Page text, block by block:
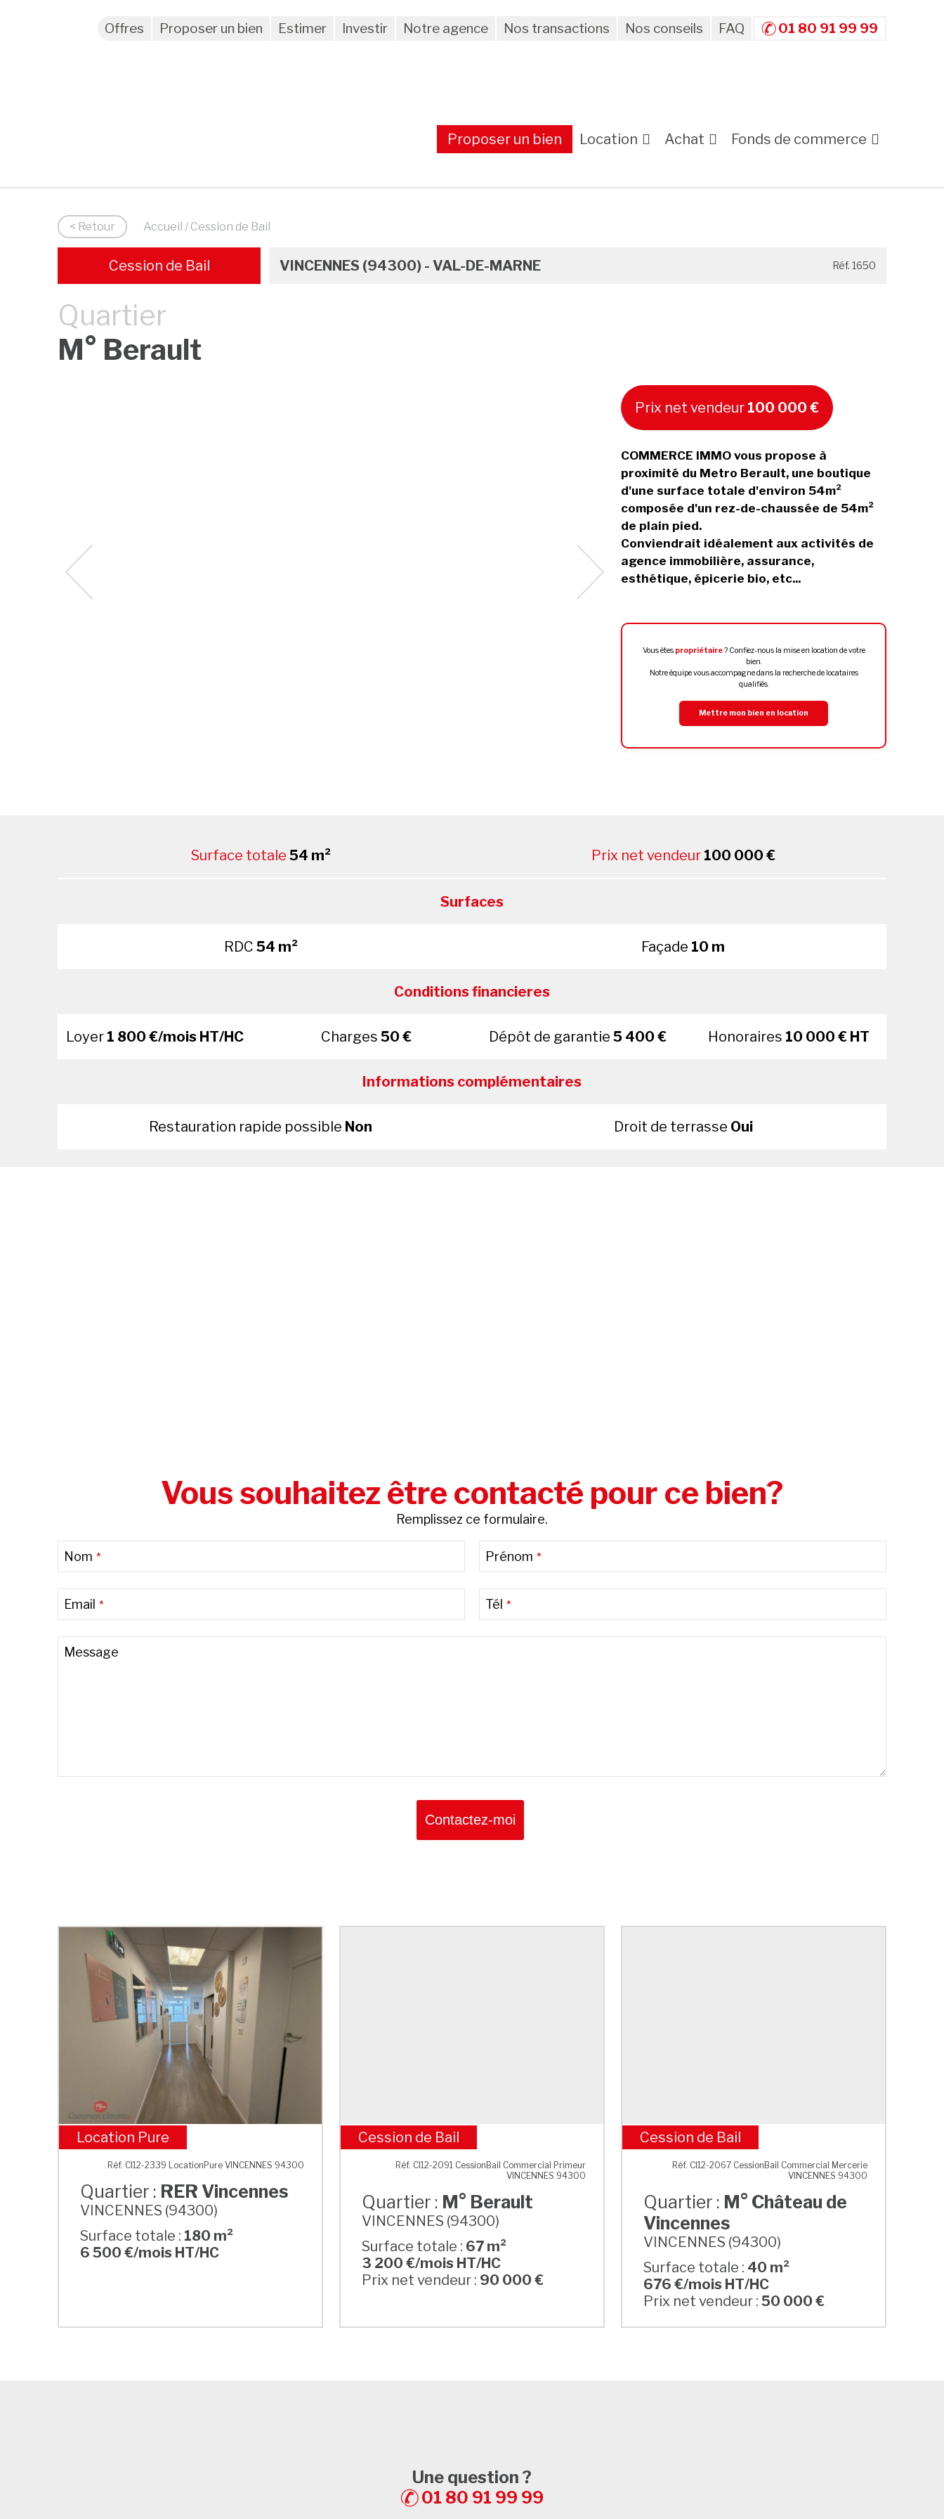
Offres Proposer un bien Estimer Investir Notre agence Nos transactions Nos conseils FAQ 01 80 91 99 99
Proposer un bien Location Achat Fonds de commerce
< Retour Accueil / Cession de Bail
Cession de Bail VINCENNES (94300) - VAL-DE-MARNE Réf. 1650
Quartier
M° Berault
Prix net vendeur 100 000 €
COMMERCE IMMO vous propose à
proximité du Metro Berault, une boutique
d'une surface totale d'environ 54m²
composée d'un rez-de-chaussée de 54m²
de plain pied.
Conviendrait idéalement aux activités de
agence immobilière, assurance,
esthétique, épicerie bio, etc...
Vous êtes propriétaire? Confiez-nous la mise en location de votre
bien.
Notre équipe vous accompagne dans la recherche de locataires
qualifiés.
Mettre mon bien en location
Surface totale 54 m² Prix net vendeur 100 000 €
Surfaces
RDC 54 m² Façade 10 m
Conditions financieres
Loyer 1 800 €/mois HT/HC Charges50 € Dépôt de garantie 5 400 € Honoraires 10 000 € HT
Informations complémentaires
Restauration rapide possible Non Droit de terrasse Oui
Vous souhaitez être contacté pour ce bien?
Remplissez ce formulaire.
Nom * Prénom *
Email * Tél *
Message
Contactez-moi
RER Vincennes
Location Pure
Réf. CI12-2339 LocationPure VINCENNES 94300
Quartier : RER Vincennes
VINCENNES (94300)
Surface totale : 180 m²
6 500 €/mois HT/HC
M° Berault
Cession de Bail
Réf. CI12-2091 CessionBail Commercial Primeur
VINCENNES 94300
Quartier : M° Berault
VINCENNES (94300)
Surface totale : 67 m²
3 200 €/mois HT/HC
Prix net vendeur : 90 000 €
M° Château de Vincennes
Cession de Bail
Réf. CI12-2067 CessionBail Commercial Mercerie
VINCENNES 94300
Quartier : M° Château de
Vincennes
VINCENNES (94300)
Surface totale : 40 m²
676 €/mois HT/HC
Prix net vendeur :50 000 €
Une question ?
01 80 91 99 99